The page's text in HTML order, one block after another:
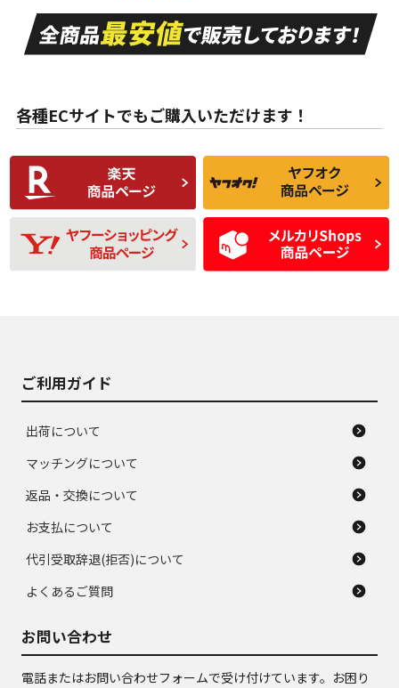
A
走行距離も少なく、
目立つ傷もほとんど
ない中古品
A
走行距離も少なく、
非常に状態の良い中
古品
な中古品
んどない中古品
C
比較的きれいな中古
品
C
られるが、使用に問
題のない中古品
D
使用感や目立つ傷が
あり、一般的な中古
品
D
残り溝も少なく、偏
磨耗がみられ、短期
間使用できるくらい
の中古品
各種ECサイトでもご購入いただけます！
ご利用ガイド
出荷について
マッチングについて
返品・交換について
お支払について
代引受取辞退(拒否)について
よくあるご質問
お問い合わせ
電話またはお問い合わせフォームで受け付けています。お困り